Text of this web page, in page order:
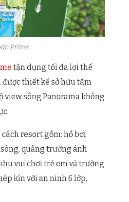
Prime.
tận dụng tối đa lợi thế
được thiết kế sở hữu tầm
view sông Panorama không
resort gồm: hồ bơi
quảng trường ánh
vui chơi trẻ em và trường
kín với an ninh 6 lớp,